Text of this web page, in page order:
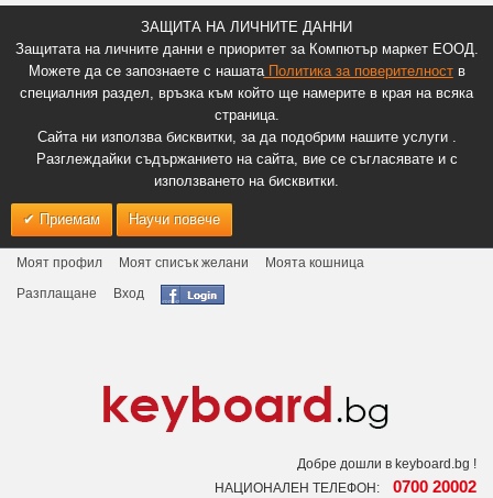
ЗАЩИТА НА ЛИЧНИТЕ ДАННИ
Защитата на личните данни е приоритет за Компютър маркет ЕООД.
Можете да се запознаете с нашатаПолитика за поверителноств
специалния раздел, връзка към който ще намерите в края на всяка
страница.
Сайта ни използва бисквитки, за да подобрим нашите услуги .
Разглеждайки съдържанието на сайта, вие се съгласявате и с
използването на бисквитки.
Приемам Научи повече
Моят профил Моят списък желани
Моята кошница
Разплащане
Вход
Добре дошли в keyboard.bg !
НАЦИОНАЛЕН ТЕЛЕФОН: 0700 20002